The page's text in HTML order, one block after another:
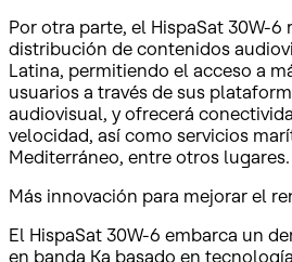
Por otra parte, el HispaSat 30W-6
distribución de contenidos
Latina, permitiendo el acceso a
usuarios a través de sus
audiovisual, y ofrecerá
velocidad, así como servicios
Mediterráneo, entre otros lugares.
Más innovación para mejorar el
El HispaSat 30W-6 embarca un
en banda Ka basado en